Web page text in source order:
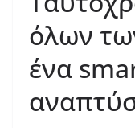
όλων
ένα